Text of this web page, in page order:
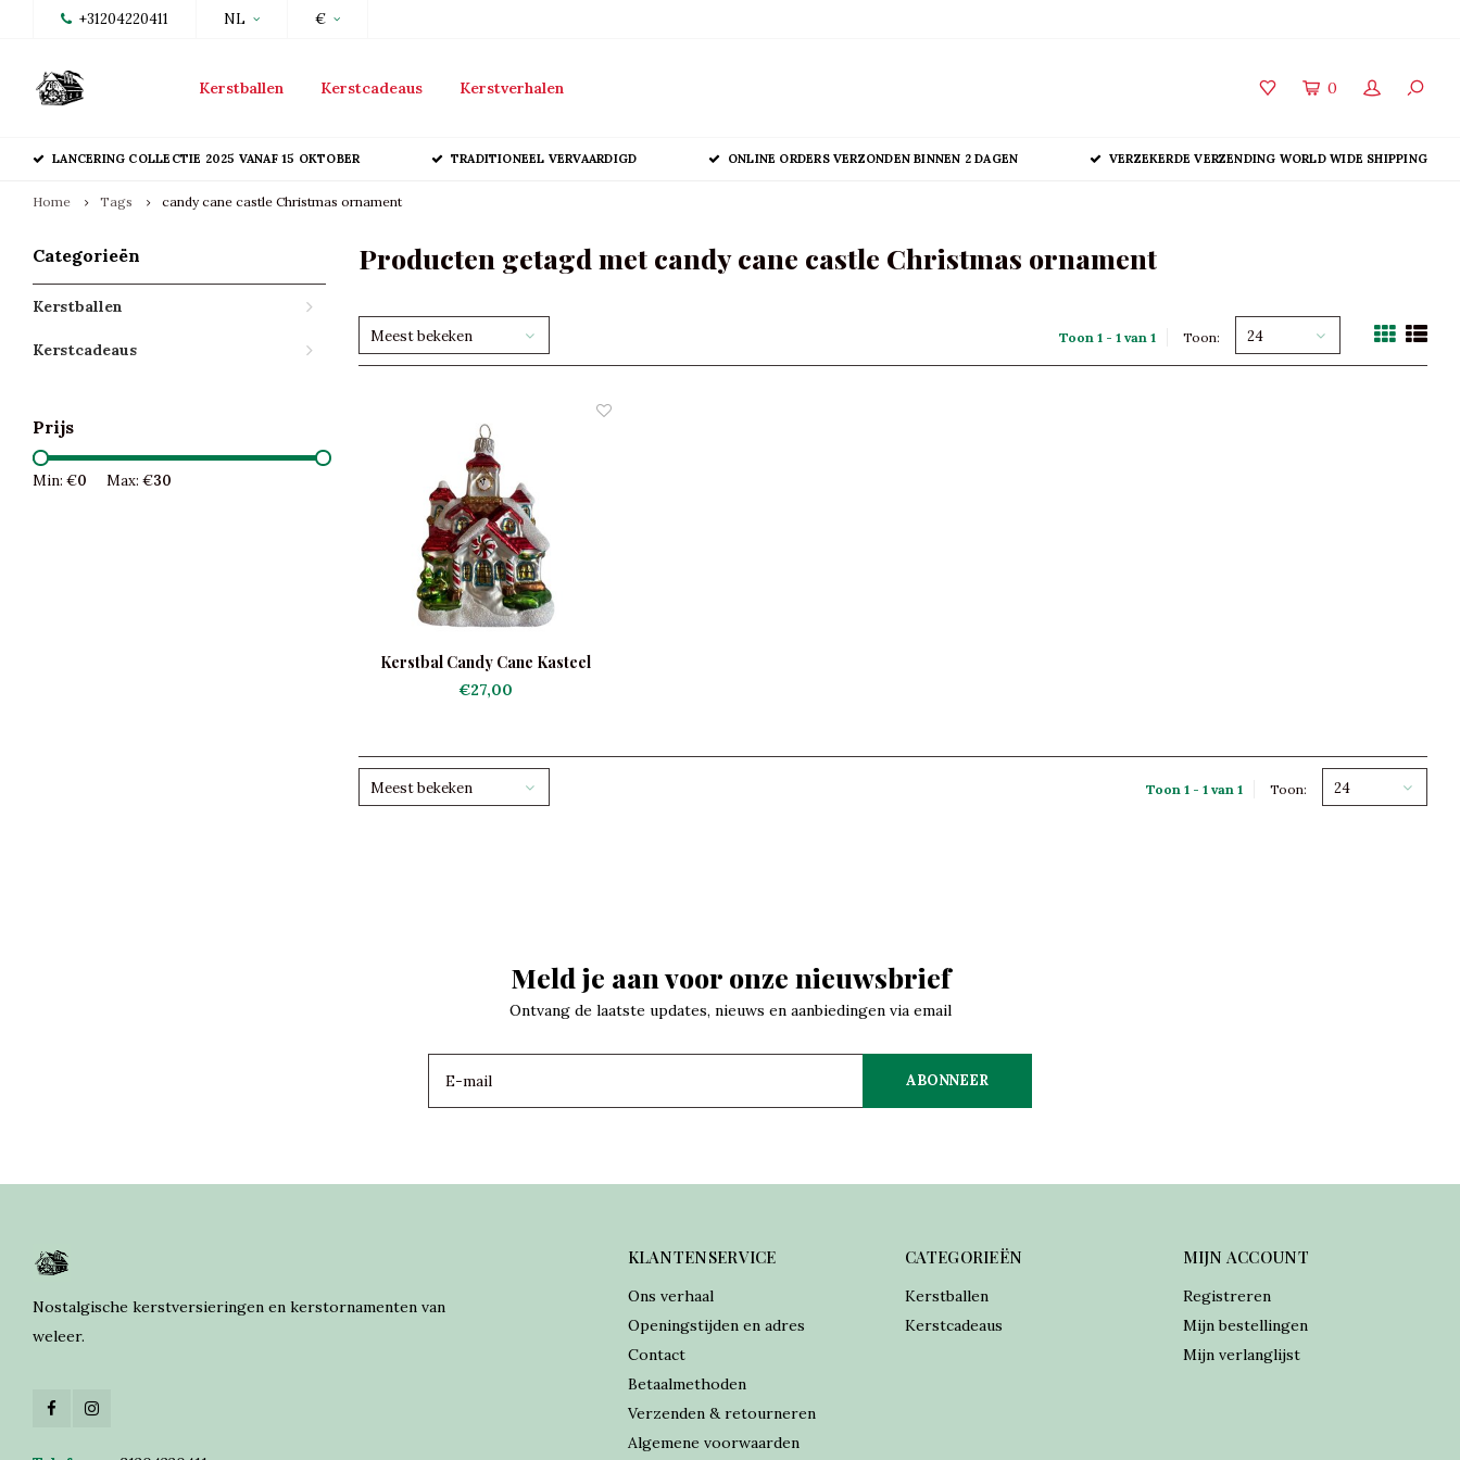
+31204220411 NL €
Kerstballen Kerstcadeaus Kerstverhalen 0
LANCERING COLLECTIE 2025 VANAF 15 OKTOBER TRADITIONEEL VERVAARDIGD ONLINE ORDERS VERZONDEN BINNEN 2 DAGEN VERZEKERDE VERZENDING WORLD WIDE SHIPPING
Home Tags candy cane castle Christmas ornament
Categorieën
Kerstballen
Kerstcadeaus
Prijs
Min: €0 Max: €30
Producten getagd met candy cane castle Christmas ornament
Meest bekeken Toon 1 - 1 van 1 Toon: 24
Kerstbal Candy Cane Kasteel
€27,00
Meest bekeken Toon 1 - 1 van 1 Toon: 24
Meld je aan voor onze nieuwsbrief
Ontvang de laatste updates, nieuws en aanbiedingen via email
ABONNEER
Nostalgische kerstversieringen en kerstornamenten van
weleer.
KLANTENSERVICE
Ons verhaal
Openingstijden en adres
Contact
Betaalmethoden
Verzenden & retourneren
Algemene voorwaarden
CATEGORIEËN
Kerstballen
Kerstcadeaus
MIJN ACCOUNT
Registreren
Mijn bestellingen
Mijn verlanglijst